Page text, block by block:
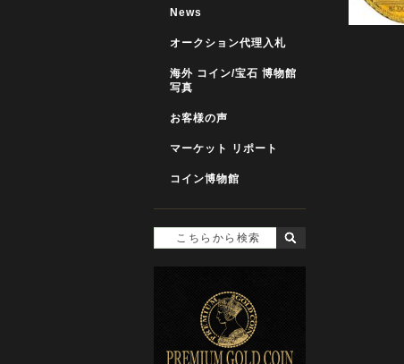
News
オークション代理入札
海外 コイン/宝石 博物館
写真
お客様の声
マーケット リポート
コイン博物館